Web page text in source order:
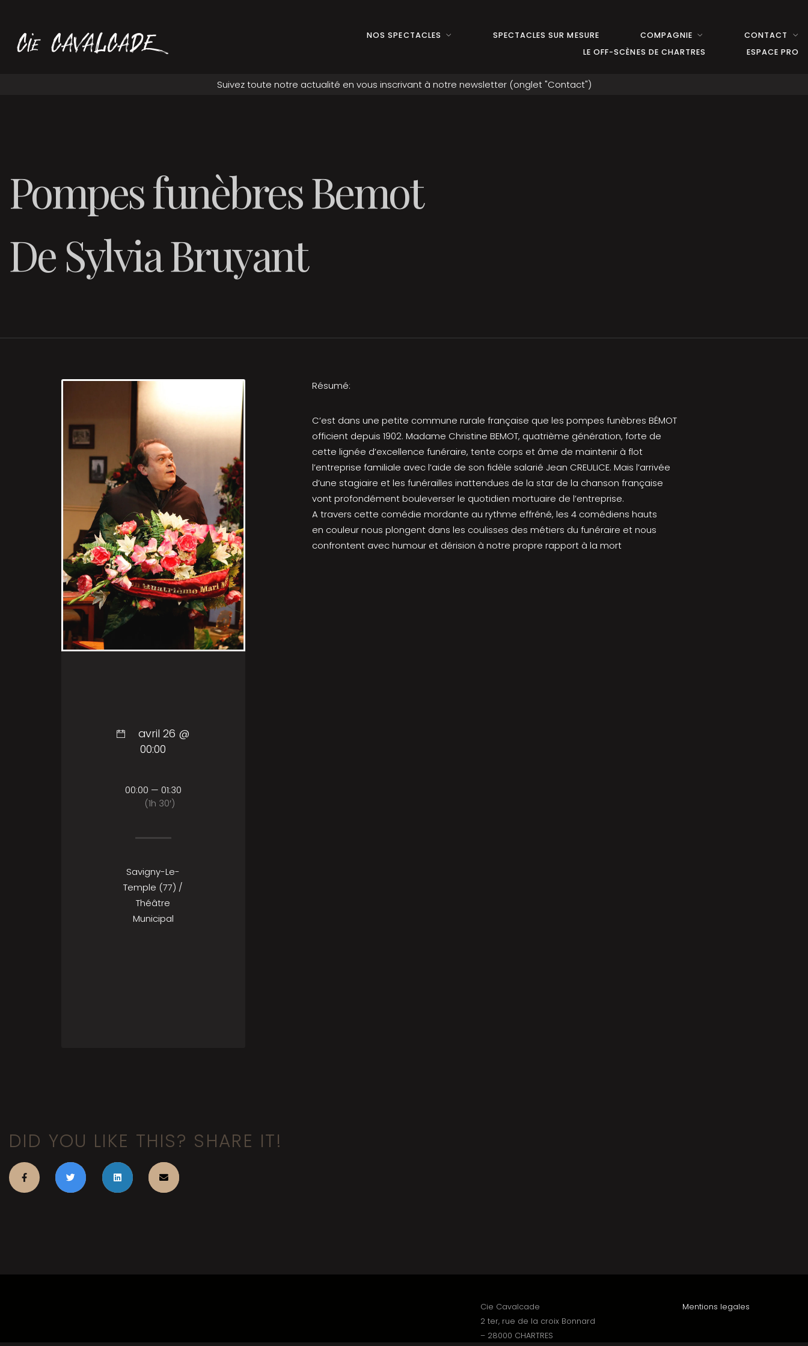
NOS SPECTACLES SPECTACLES SUR MESURE COMPAGNIE
CONTACT
LE OFF-SCÈNES DE CHARTRES
ESPACE PRO
Pompes funèbres Bemot
De Sylvia Bruyant
Résumé:
C’est dans une petite commune rurale française que les pompes funèbres BÉMOT
officient depuis 1902. Madame Christine BEMOT, quatrième génération, forte de
cette lignée d’excellence funéraire, tente corps et âme de maintenir à flot
l’entreprise familiale avec l’aide de son fidèle salarié Jean CREULICE. Mais l’arrivée
d’une stagiaire et les funérailles inattendues de la star de la chanson française
vont profondément bouleverser le quotidien mortuaire de l’entreprise.
A travers cette comédie mordante au rythme effréné, les 4 comédiens hauts
en couleur nous plongent dans les coulisses des métiers du funéraire et nous
confrontent avec humour et dérision à notre propre rapport à la mort
avril 26 @
00:00
00:00 — 01:30
(1h 30′)
Savigny-Le-
Temple (77) /
Théâtre
Municipal
DID YOU LIKE THIS? SHARE IT!
Cie Cavalcade
2 ter, rue de la croix Bonnard
– 28000 CHARTRES
Mentions legales